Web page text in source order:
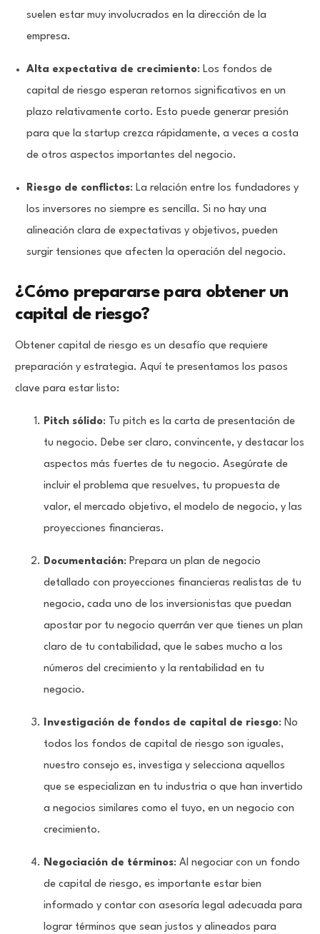
suelen estar muy involucrados en la dirección de la
empresa.
Alta expectativa de crecimiento: Los fondos de
capital de riesgo esperan retornos significativos en un
plazo relativamente corto. Esto puede generar presión
para que la startup crezca rápidamente, a veces a costa
de otros aspectos importantes del negocio.
Riesgo de conflictos: La relación entre los fundadores y
los inversores no siempre es sencilla. Si no hay una
alineación clara de expectativas y objetivos, pueden
surgir tensiones que afecten la operación del negocio.
¿Cómo prepararse para obtener un
capital de riesgo?
Obtener capital de riesgo es un desafío que requiere
preparación y estrategia. Aquí te presentamos los pasos
clave para estar listo:
Pitch sólido: Tu pitch es la carta de presentación de
tu negocio. Debe ser claro, convincente, y destacar los
aspectos más fuertes de tu negocio. Asegúrate de
incluir el problema que resuelves, tu propuesta de
valor, el mercado objetivo, el modelo de negocio, y las
proyecciones financieras.
Documentación: Prepara un plan de negocio
detallado con proyecciones financieras realistas de tu
negocio, cada uno de los inversionistas que puedan
apostar por tu negocio querrán ver que tienes un plan
claro de tu contabilidad, que le sabes mucho a los
números del crecimiento y la rentabilidad en tu
negocio.
Investigación de fondos de capital de riesgo: No
todos los fondos de capital de riesgo son iguales,
nuestro consejo es, investiga y selecciona aquellos
que se especializan en tu industria o que han invertido
a negocios similares como el tuyo, en un negocio con
crecimiento.
Negociación de términos: Al negociar con un fondo
de capital de riesgo, es importante estar bien
informado y contar con asesoría legal adecuada para
lograr términos que sean justos y alineados para